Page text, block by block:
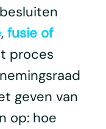
, fusie of
proces
geven van
op: hoe